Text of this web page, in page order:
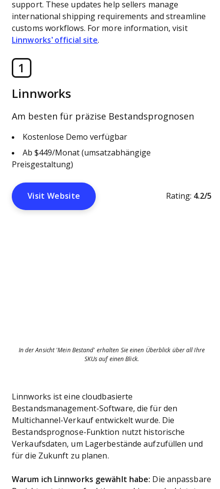
1
Linnworks
Am besten für präzise Bestandsprognosen
Kostenlose Demo verfügbar
Ab $449/Monat (umsatzabhängige
Preisgestaltung)
Visit Website Rating: 4.2/5
In der Ansicht 'Mein Bestand' erhalten Sie einen Überblick über all Ihre
SKUs auf einen Blick.
Linnworks ist eine cloudbasierte
Bestandsmanagement-Software, die für den
Multichannel-Verkauf entwickelt wurde. Die
Bestandsprognose-Funktion nutzt historische
Verkaufsdaten, um Lagerbestände aufzufüllen und
für die Zukunft zu planen.
Warum ich Linnworks gewählt habe: Die anpassbare
support. These updates help sellers manage
international shipping requirements and streamline
customs workflows. For more information, visit
Linnworks’ official site.